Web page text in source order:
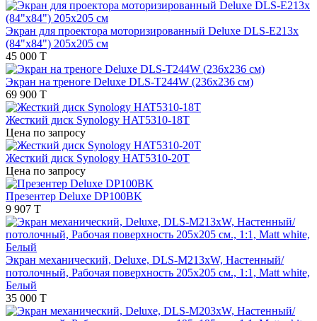
Экран для проектора моторизированный Deluxe DLS-E213x
(84"х84") 205х205 см
45 000 T
Экран на треноге Deluxe DLS-T244W (236х236 см)
69 900 T
Жесткий диск Synology HAT5310-18T
Цена по запросу
Жесткий диск Synology HAT5310-20T
Цена по запросу
Презентер Deluxe DP100BK
9 907 T
Экран механический, Deluxe, DLS-M213xW, Настенный/
потолочный, Рабочая поверхность 205х205 см., 1:1, Matt white,
Белый
35 000 T